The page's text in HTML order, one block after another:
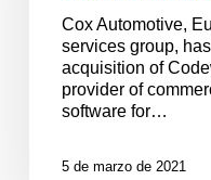
Europe
through
acquisition
Cox Automotive,
services group,
acquisition of
provider of
software for…
5 de marzo de 2021